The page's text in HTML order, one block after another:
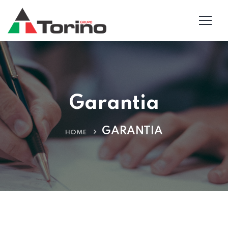
Garantia
HOME GARANTIA